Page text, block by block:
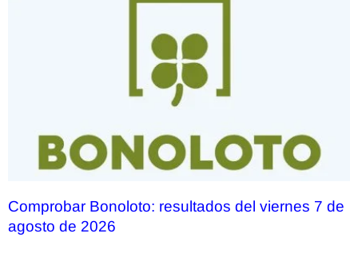
Comprobar Bonoloto: resultados del viernes 7 de
agosto de 2026